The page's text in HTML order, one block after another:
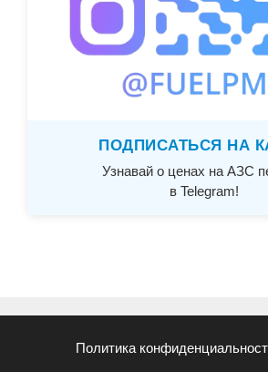
ПОДПИСАТЬСЯ НА
Узнавай о ценах на АЗС
в Telegram!
Политика